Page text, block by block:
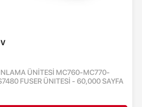
ÜNİTESİ MC760-MC770-
FUSER ÜNITESİ - 60,000 SAYFA